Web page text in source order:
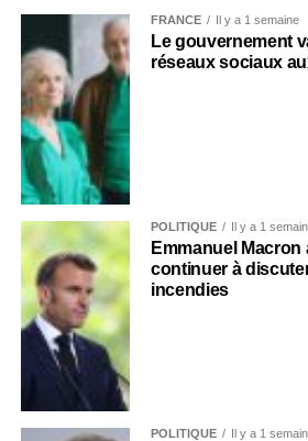
FRANCE Il y a 1 semaine
Le gouvernement
réseaux sociaux
POLITIQUE Il y a 1
Emmanuel Macron
continuer à
incendies
POLITIQUE Il y a 1